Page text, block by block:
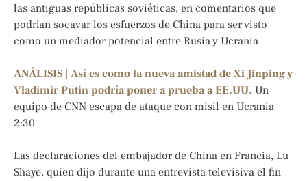
las antiguas repúblicas soviéticas, en comentarios que
podrían socavar los esfuerzos de China para ser visto
como un mediador potencial entre Rusia y Ucrania.
ANÁLISIS | Así es como la nueva amistad de Xi Jinping y
Vladimir Putin podría poner a prueba a EE.UU. Un
equipo de CNN escapa de ataque con misil en Ucrania
2:30
Las declaraciones del embajador de China en Francia, Lu
Shaye, quien dijo durante una entrevista televisiva el fin